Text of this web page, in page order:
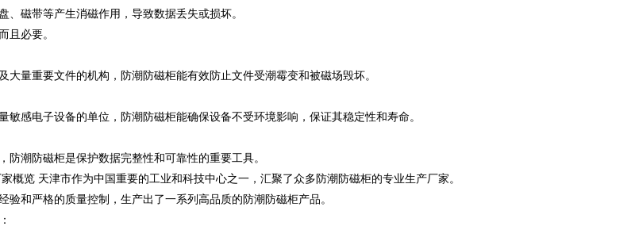
、磁带等产生消磁作用，导致数据丢失或损坏。
且必要。
大量重要文件的机构，防潮防磁柜能有效防止文件受潮霉变和被磁场毁坏。
敏感电子设备的单位，防潮防磁柜能确保设备不受环境影响，保证其稳定性和寿命。
防潮防磁柜是保护数据完整性和可靠性的重要工具。
概览 天津市作为中国重要的工业和科技中心之一，汇聚了众多防潮防磁柜的专业生产厂家。
验和严格的质量控制，生产出了一系列高品质的防潮防磁柜产品。